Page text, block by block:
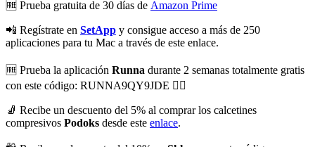
🆓 Prueba gratuita de 30 días de ⁠⁠⁠⁠⁠⁠⁠⁠⁠⁠⁠⁠⁠⁠⁠⁠⁠⁠⁠⁠⁠⁠⁠Amazon Prime⁠⁠⁠⁠⁠⁠⁠⁠⁠⁠⁠⁠⁠⁠⁠⁠⁠⁠⁠⁠⁠⁠⁠
📲 Regístrate en SetApp y consigue acceso a más de 250
aplicaciones para tu Mac a través de este enlace.
🆓 Prueba la aplicación Runna durante 2 semanas totalmente gratis
con este código: RUNNA9QY9JDE 👈🏻
🧦 Recibe un descuento del 5% al comprar los calcetines
compresivos Podoks desde este ⁠⁠⁠⁠⁠⁠⁠⁠⁠⁠⁠⁠⁠⁠⁠⁠⁠⁠⁠⁠⁠⁠⁠⁠enlace⁠⁠⁠⁠⁠⁠⁠⁠⁠⁠⁠⁠⁠⁠⁠⁠⁠⁠⁠⁠⁠⁠⁠⁠.